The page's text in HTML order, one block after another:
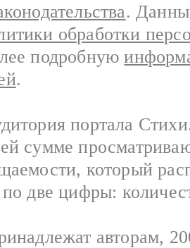
.
обработки
подробную
.
портала
сумме
который
две цифры:
авторам,